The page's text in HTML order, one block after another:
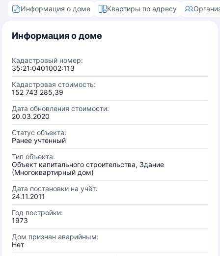
Информация о доме Квартиры по адресу
Информация о доме
Кадастровый номер:
35:21:0401002:113
Кадастровая стоимость:
152 743 285,39
Дата обновления стоимости:
20.03.2020
Статус объекта:
Ранее учтенный
Тип объекта:
Объект капитального строительства, Здание
(Многоквартирный дом)
Дата постановки на учёт:
24.11.2011
Год постройки:
1973
Дом признан аварийным:
Нет